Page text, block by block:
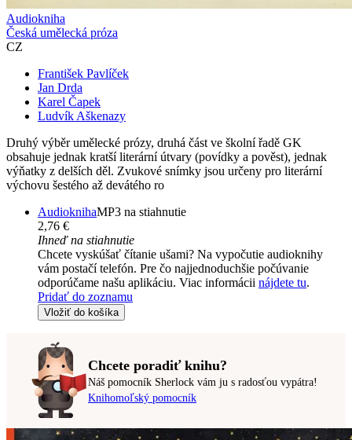
Audiokniha
Česká umělecká próza
CZ
František Pavlíček
Jan Drda
Karel Čapek
Ludvík Aškenazy
Druhý výběr umělecké prózy, druhá část ve školní řadě GK
obsahuje jednak kratší literární útvary (povídky a pověst), jednak
výňatky z delších děl. Zvukové snímky jsou určeny pro literární
výchovu šestého až devátého ro
AudioknihaMP3 na stiahnutie
2,76 €
Ihneď na stiahnutie
Chcete vyskúšať čítanie ušami? Na vypočutie audioknihy
vám postačí telefón. Pre čo najjednoduchšie počúvanie
odporúčame našu aplikáciu. Viac informácii nájdete tu.
Pridať do zoznamu
Vložiť do košíka
Chcete poradiť knihu?
Náš pomocník Sherlock vám ju s radosťou vypátra!
Knihomoľský pomocník